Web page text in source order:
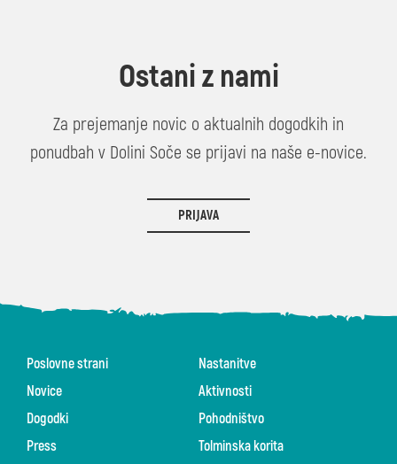
Ostani z nami
Za prejemanje novic o aktualnih dogodkih in
ponudbah v Dolini Soče se prijavi na naše e-novice.
PRIJAVA
Poslovne strani
Novice
Dogodki
Press
Nastanitve
Aktivnosti
Pohodništvo
Tolminska korita